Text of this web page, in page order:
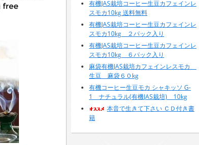
有機JAS栽培コーヒー生豆カフェインレ
スモカ10kg 送料無料
有機JAS栽培コーヒー生豆カフェインレ
スモカ10kg ２パック入り
有機JAS栽培コーヒー生豆カフェインレ
スモカ10kg ６パック入り
麻袋有機JAS栽培カフェインレスモカ
生豆 麻袋６０kg
有機コーヒー生豆モカ シャキッソ G-
1 ナチュラル(有機JAS栽培) 10kg
本音で生きて下さい ＣＤ付き書
籍